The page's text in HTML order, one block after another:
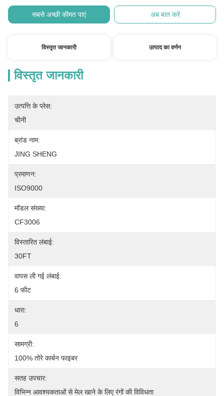
सबसे अच्छी कीमत पाएं अब बात करें
विस्तृत जानकारी उत्पाद का वर्णन
विस्तृत जानकारी
उत्पत्ति के प्लेस:
चीनी
ब्रांड नाम:
JING SHENG
प्रमाणन:
ISO9000
मॉडल संख्या:
CF3006
विस्तारित लंबाई:
30FT
वापस ली गई लंबाई:
6 फीट
धारा:
6
सामग्री:
100% तोरे कार्बन फाइबर
सतह उपचार:
विभिन्न आवश्यकताओं से मेल खाने के लिए रंगों की विविधता